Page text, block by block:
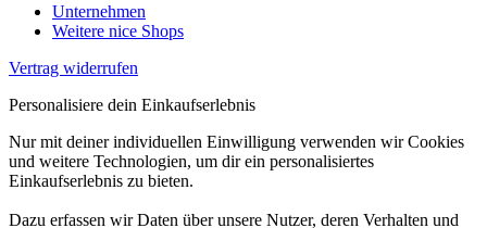
Unternehmen
Weitere nice Shops
Vertrag widerrufen
Personalisiere dein Einkaufserlebnis
Nur mit deiner individuellen Einwilligung verwenden wir Cookies
und weitere Technologien, um dir ein personalisiertes
Einkaufserlebnis zu bieten.
Dazu erfassen wir Daten über unsere Nutzer, deren Verhalten und